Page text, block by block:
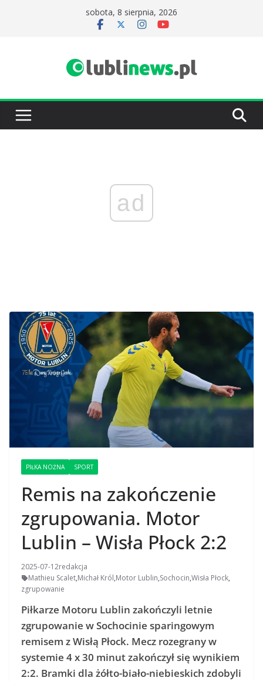
sobota, 8 sierpnia, 2026
ad
PIŁKA NOŻNA SPORT
Remis na zakończenie
zgrupowania. Motor
Lublin – Wisła Płock 2:2
2025-07-12redakcja
Mathieu Scalet,Michał Król,Motor Lublin,Sochocin,Wisła Płock,
zgrupowanie
Piłkarze Motoru Lublin zakończyli letnie
zgrupowanie w Sochocinie sparingowym
remisem z Wisłą Płock. Mecz rozegrany w
systemie 4 x 30 minut zakończył się wynikiem
2:2. Bramki dla żółto-biało-niebieskich zdobyli